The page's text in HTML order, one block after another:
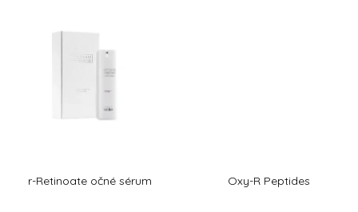
r-Retinoate očné sérum Oxy-R Peptides